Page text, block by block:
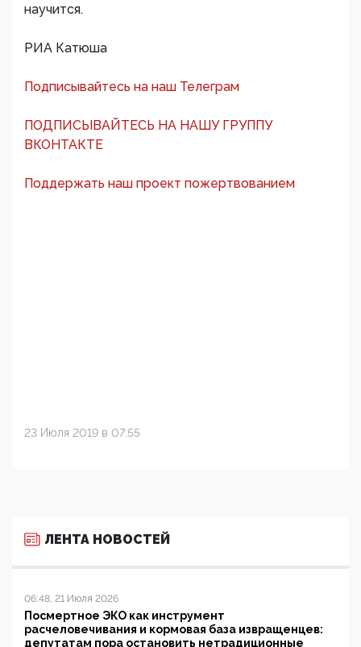
научится.
РИА Катюша
Подписывайтесь на наш Телеграм
ПОДПИСЫВАЙТЕСЬ НА НАШУ ГРУППУ
ВКОНТАКТЕ
Поддержать наш проект пожертвованием
23 Июля 2019 в 07:55
ЛЕНТА НОВОСТЕЙ
06:48, 21 Июля 2026
Посмертное ЭКО как инструмент
расчеловечивания и кормовая база извращенцев:
депутатам пора остановить нетрадиционные